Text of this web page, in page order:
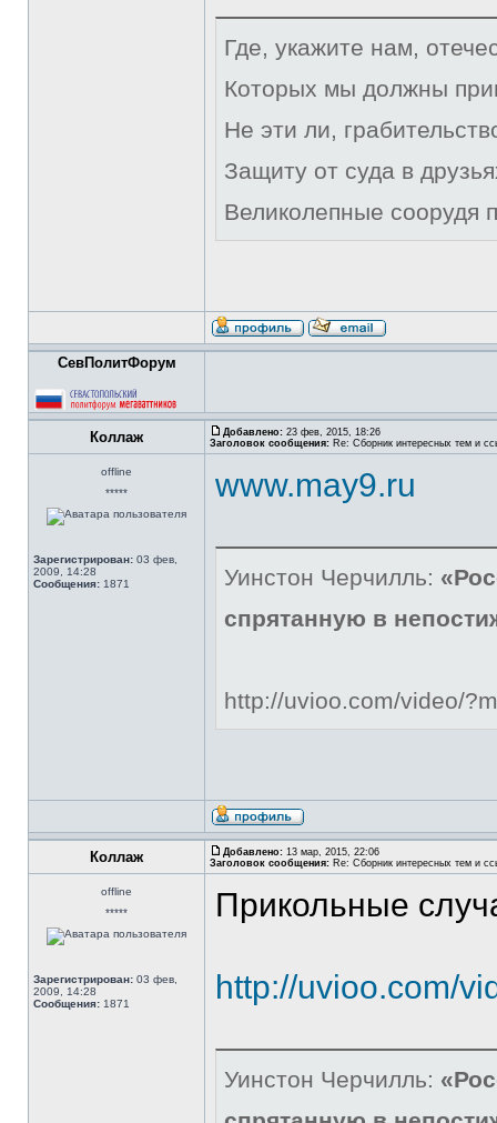
Где, укажите нам,
Которых мы должны
Не эти ли,
Защиту от суда в
Великолепные соорудя
СевПолитФорум
Коллаж Добавлено: 23 фев, 2015, 18:26
Заголовок сообщения: Re: Сборник интересных тем и
offline
*****
Зарегистрирован: 03 фев,
2009, 14:28
Сообщения: 1871
www.may9.ru
Уинстон Черчилль:
спрятанную в
http://uvioo.com/video/
Коллаж Добавлено: 13 мар, 2015, 22:06
Заголовок сообщения: Re: Сборник интересных тем и
offline
*****
Зарегистрирован: 03 фев,
2009, 14:28
Сообщения: 1871
Прикольные
http://uvioo.com/
Уинстон Черчилль: